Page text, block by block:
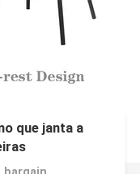
que janta a